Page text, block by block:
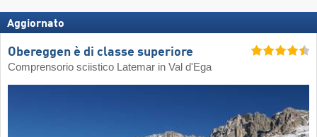
Aggiornato
Obereggen è di classe superiore
Comprensorio sciistico Latemar in Val d'Ega